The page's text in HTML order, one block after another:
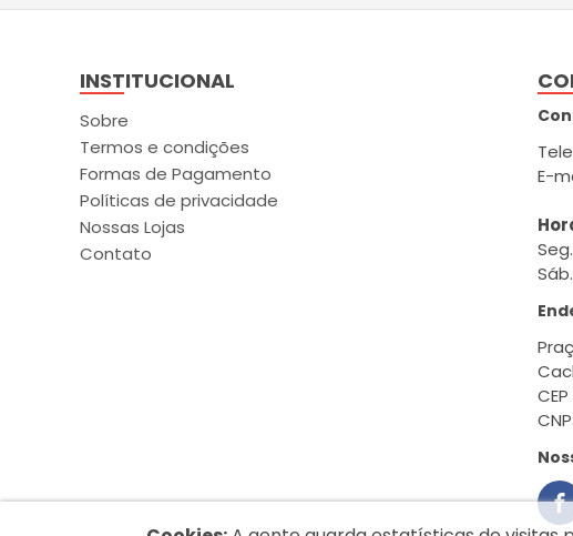
INSTITUCIONAL
Sobre
Termos e condições
Formas de Pagamento
Políticas de privacidade
Nossas Lojas
Contato
E-